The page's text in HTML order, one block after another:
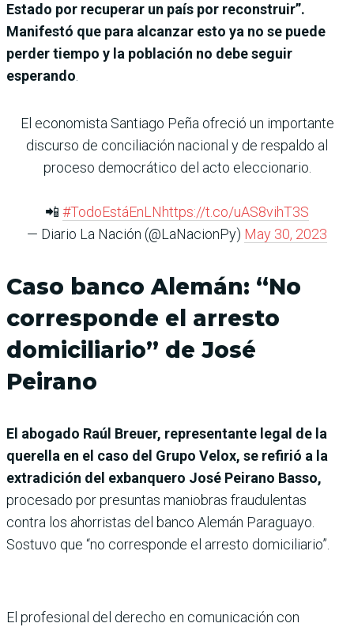
Estado por recuperar un país por reconstruir”.
Manifestó que para alcanzar esto ya no se puede
perder tiempo y la población no debe seguir
esperando
El economista Santiago Peña ofreció un importante
discurso de conciliación nacional y de respaldo al
proceso democrático del acto eleccionario.
📲 #TodoEstáEnLNhttps://t.co/uAS8vihT3S
— Diario La Nación (@LaNacionPy) May 30, 2023
Caso banco Alemán: “No
corresponde el arresto
domiciliario” de José
Peirano
El abogado Raúl Breuer, representante legal de la
querella en el caso del Grupo Velox, se refirió a la
extradición del exbanquero José Peirano Basso,
procesado por presuntas maniobras fraudulentas
contra los ahorristas del banco Alemán Paraguayo.
Sostuvo que “no corresponde el arresto domiciliario”.
El profesional del derecho en comunicación con